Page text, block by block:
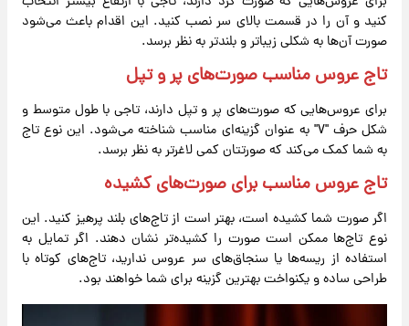
کنید و آن را در قسمت بالای سر نصب کنید. این اقدام باعث می‌شود
صورت آن‌ها به شکلی زیباتر و بلندتر به نظر برسد.
تاج عروس مناسب صورت‌های پر و تپل
برای عروس‌هایی که صورت‌های پر و تپل دارند، تاجی با طول متوسط و
شکل حرف "V" به عنوان گزینه‌ای مناسب شناخته می‌شود. این نوع تاج
به شما کمک می‌کند که صورتتان کمی لاغرتر به نظر برسد.
تاج عروس مناسب برای صورت‌های کشیده
اگر صورت شما کشیده است، بهتر است از تاج‌های بلند پرهیز کنید. این
نوع تاج‌ها ممکن است صورت را کشیده‌تر نشان دهند. اگر تمایل به
استفاده از ریسه‌ها یا سنجاق‌های سر عروس ندارید، تاج‌های کوتاه با
طراحی ساده و یکنواخت بهترین گزینه برای شما خواهند بود.